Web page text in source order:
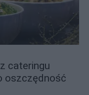
cateringu
oszczędność